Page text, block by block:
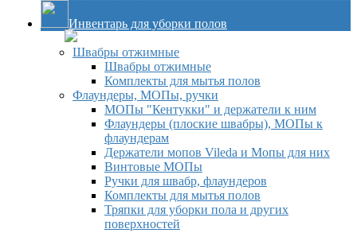
Инвентарь для уборки полов
Швабры отжимные
Швабры отжимные
Комплекты для мытья полов
Флаундеры, МОПы, ручки
МОПы "Кентукки" и держатели к ним
Флаундеры (плоские швабры), МОПы к
флаундерам
Держатели мопов Vileda и Мопы для них
Винтовые МОПы
Ручки для швабр, флаундеров
Комплекты для мытья полов
Тряпки для уборки пола и других
поверхностей